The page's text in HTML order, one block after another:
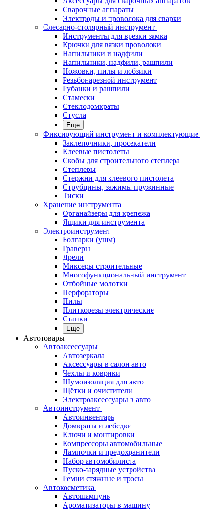
Сварочные аппараты
Электроды и проволока для сварки
Слесарно-столярный инструмент
Инструменты для врезки замка
Крючки для вязки проволоки
Напильники и надфили
Напильники, надфили, рашпили
Ножовки, пилы и лобзики
Резьбонарезной инструмент
Рубанки и рашпили
Стамески
Стеклодомкраты
Стусла
Еще
Фиксирующий инструмент и комплектующие
Заклепочники, просекатели
Клеевые пистолеты
Скобы для строительного степлера
Степлеры
Стержни для клеевого пистолета
Струбцины, зажимы пружинные
Тиски
Хранение инструмента
Органайзеры для крепежа
Ящики для инструмента
Электроинструмент
Болгарки (ушм)
Граверы
Дрели
Миксеры строительные
Многофункциональный инструмент
Отбойные молотки
Перфораторы
Пилы
Плиткорезы электрические
Станки
Еще
Автотовары
Автоаксессуары
Автозеркала
Аксессуары в салон авто
Чехлы и коврики
Шумоизоляция для авто
Щётки и очистители
Электроаксессуары в авто
Автоинструмент
Автоинвентарь
Домкраты и лебедки
Ключи и монтировки
Компрессоры автомобильные
Лампочки и предохранители
Набор автомобилиста
Пуско-зарядные устройства
Ремни стяжные и тросы
Автокосметика
Автошампунь
Ароматизаторы в машину